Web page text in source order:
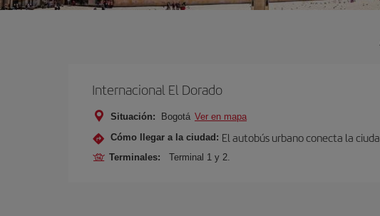
Internacional El Dorado
Situación: Bogotá Ver en mapa
Cómo llegar a la ciudad: El autobús urbano conecta la
Terminales: Terminal 1 y 2.